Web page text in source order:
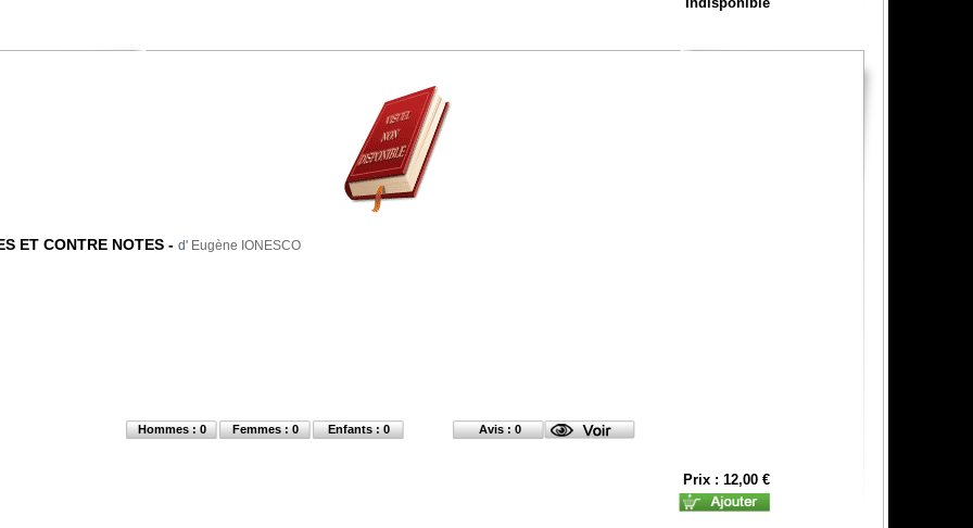
ET CONTRE NOTES -d' Eugène IONESCO
Hommes : 0 Femmes : 0 Enfants : 0 Avis : 0
Prix : 12,00 €